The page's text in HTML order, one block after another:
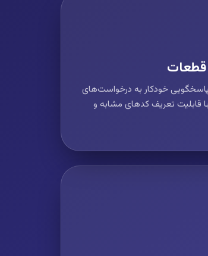
خودکار به درخواست‌های
قابلیت تعریف کدهای مشابه و